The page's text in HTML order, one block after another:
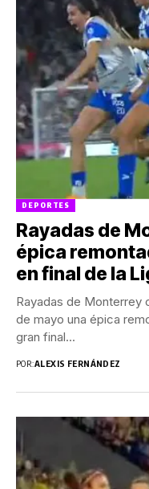
DEPORTES
Rayadas de
épica
en final de la
Rayadas de Monterrey
de mayo una épica
gran final...
POR:ALEXIS FERNÁNDEZ